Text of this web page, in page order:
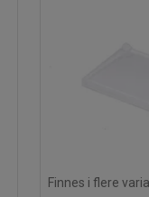
Finnes i flere